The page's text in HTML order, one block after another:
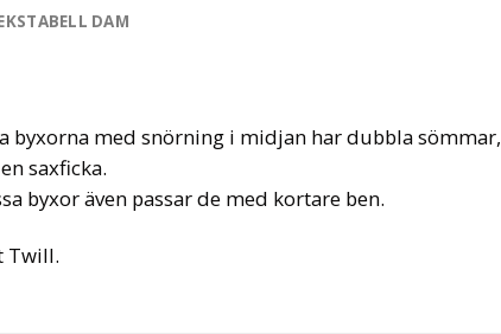
DAM
byxorna med snörning i midjan har dubbla sömmar,
saxficka.
byxor även passar de med kortare ben.
Twill.